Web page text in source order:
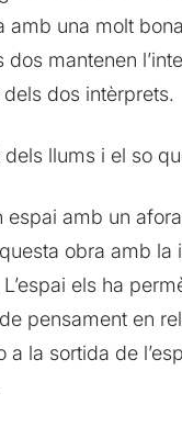
amb una molt
mantenen
dos intèrprets.
llums i el so
espai amb un
obra amb
els ha
pensament en
a la sortida de